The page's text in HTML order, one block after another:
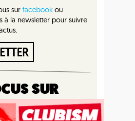
sur facebook ou
à la newsletter pour suivre
SUR